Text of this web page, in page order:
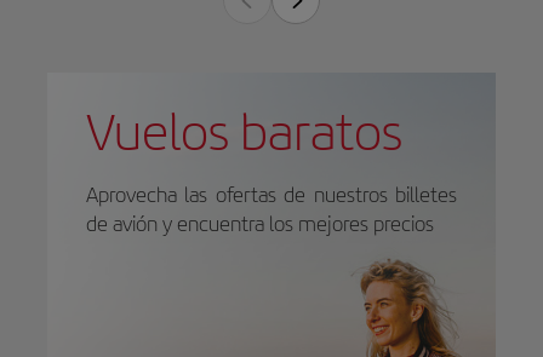
Vuelos baratos
Aprovecha las ofertas de nuestros billetes
de avión y encuentra los mejores precios